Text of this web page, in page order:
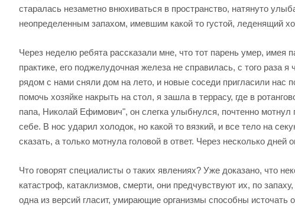
старалась незаметно внюхиваться в пространство, натянуто
неопределенным запахом, имевшим какой то густой, леденящий
Через неделю ребята рассказали мне, что тот парень умер, имея
практике, его поджелудочная железа не справилась, с того раза
рядом с нами сняли дом на лето, и новые соседи пригласили
помочь хозяйке накрыть на стол, я зашла в террасу, где в
папа, Николай Ефимович", он слегка улыбнулся, почтенно мотнул
себе. В нос ударил холодок, но какой то вязкий, и все тело на
сказать, а только мотнула головой в ответ. Через несколько дней
Что говорят специалисты о таких явлениях? Уже доказано, что
катастроф, катаклизмов, смерти, они предчувствуют их, по
одна из версий гласит, умирающие организмы способны